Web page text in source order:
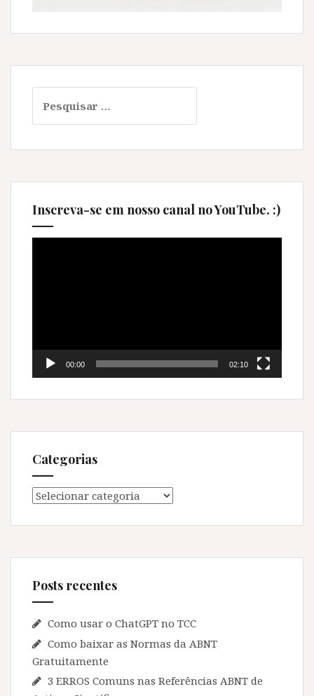
por:
Inscreva-se em nosso canal no YouTube. :)
00:00 02:10
Categorias
Categorias
Posts recentes
Como usar o ChatGPT no TCC
Como baixar as Normas da ABNT
Gratuitamente
3 ERROS Comuns nas Referências ABNT de